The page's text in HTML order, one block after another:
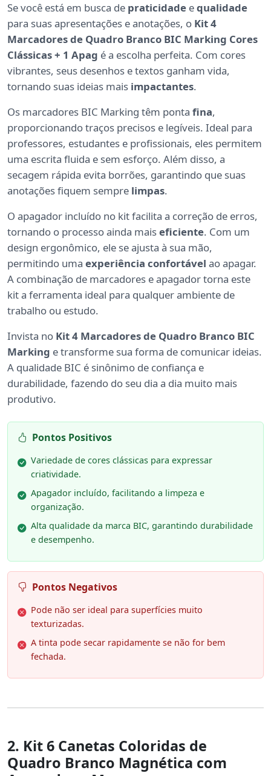
Se você está em busca de praticidade equalidade
para suas apresentações e anotações, o Kit 4
Marcadores de Quadro Branco BIC Marking Cores
Clássicas + 1 Apag é a escolha perfeita. Com cores
vibrantes, seus desenhos e textos ganham vida,
tornando suas ideias mais impactantes.
Os marcadores BIC Marking têm ponta fina,
proporcionando traços precisos e legíveis. Ideal para
professores, estudantes e profissionais, eles permitem
uma escrita fluida e sem esforço. Além disso, a
secagem rápida evita borrões, garantindo que suas
anotações fiquem sempre limpas.
O apagador incluído no kit facilita a correção de erros,
tornando o processo ainda maiseficiente. Com um
design ergonômico, ele se ajusta à sua mão,
permitindo uma experiência confortável ao apagar.
A combinação de marcadores e apagador torna este
kit a ferramenta ideal para qualquer ambiente de
trabalho ou estudo.
Invista no Kit 4 Marcadores de Quadro Branco BIC
Marking e transforme sua forma de comunicar ideias.
A qualidade BIC é sinônimo de confiança e
durabilidade, fazendo do seu dia a dia muito mais
produtivo.
Pontos Positivos
Variedade de cores clássicas para expressar
criatividade.
Apagador incluído, facilitando a limpeza e
organização.
Alta qualidade da marca BIC, garantindo durabilidade
e desempenho.
Pontos Negativos
Pode não ser ideal para superfícies muito
texturizadas.
A tinta pode secar rapidamente se não for bem
fechada.
2. Kit 6 Canetas Coloridas de
Quadro Branco Magnética com